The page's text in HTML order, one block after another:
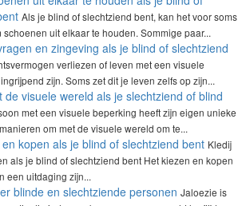
Als je blind of slechtziend bent, kan het voor soms
schoenen uit elkaar te houden. Sommige paar...
en zingeving als je blind of slechtziend
verliezen of leven met een visuele
zijn. Soms zet dit je leven zelfs op zijn...
de visuele wereld als je slechtziend of blind
met een visuele beperking heeft zijn eigen unieke
om met de visuele wereld om te...
kopen als je blind of slechtziend bent Kledij
als je blind of slechtziend bent Het kiezen en kopen
een uitdaging zijn...
blinde en slechtziende personen Jaloezie is